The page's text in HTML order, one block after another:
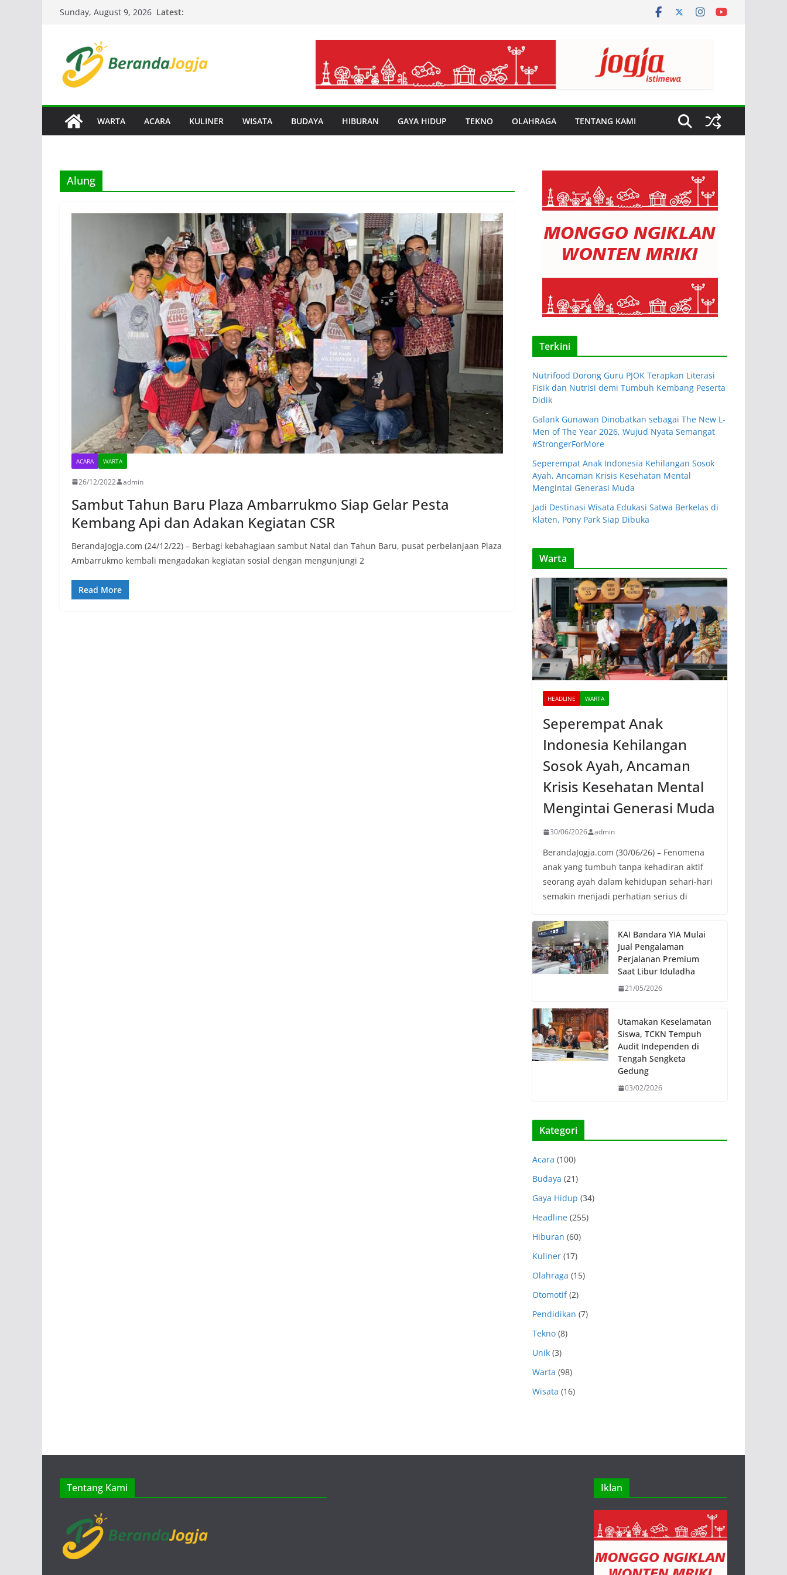
Sunday, August 9, 2026 Latest:
WARTA ACARA KULINER WISATA BUDAYA HIBURAN GAYA HIDUP TEKNO OLAHRAGA TENTANG KAMI
Alung
ACARA WARTA
26/12/2022 admin
Sambut Tahun Baru Plaza Ambarrukmo Siap Gelar Pesta
Kembang Api dan Adakan Kegiatan CSR
BerandaJogja.com (24/12/22) – Berbagi kebahagiaan sambut Natal dan Tahun Baru, pusat perbelanjaan Plaza
Ambarrukmo kembali mengadakan kegiatan sosial dengan mengunjungi 2
Read More
Terkini
Nutrifood Dorong Guru PJOK Terapkan Literasi
Fisik dan Nutrisi demi Tumbuh Kembang Peserta
Didik
Galank Gunawan Dinobatkan sebagai The New L-
Men of The Year 2026, Wujud Nyata Semangat
#StrongerForMore
Seperempat Anak Indonesia Kehilangan Sosok
Ayah, Ancaman Krisis Kesehatan Mental
Mengintai Generasi Muda
Jadi Destinasi Wisata Edukasi Satwa Berkelas di
Klaten, Pony Park Siap Dibuka
Warta
HEADLINE WARTA
Seperempat Anak
Indonesia Kehilangan
Sosok Ayah, Ancaman
Krisis Kesehatan Mental
Mengintai Generasi Muda
30/06/2026 admin
BerandaJogja.com (30/06/26) – Fenomena
anak yang tumbuh tanpa kehadiran aktif
seorang ayah dalam kehidupan sehari-hari
semakin menjadi perhatian serius di
KAI Bandara YIA Mulai
Jual Pengalaman
Perjalanan Premium
Saat Libur Iduladha
21/05/2026
Utamakan Keselamatan
Siswa, TCKN Tempuh
Audit Independen di
Tengah Sengketa
Gedung
03/02/2026
Kategori
Acara (100)
Budaya (21)
Gaya Hidup (34)
Headline (255)
Hiburan (60)
Kuliner (17)
Olahraga (15)
Otomotif(2)
Pendidikan (7)
Tekno (8)
Unik (3)
Warta (98)
Wisata (16)
Tentang Kami Iklan